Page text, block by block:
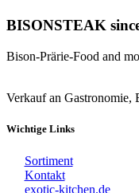
BISONSTEAK
Bison-Prärie-Food and
Verkauf an Gastronomie,
Wichtige Links
Sortiment
Kontakt
exotic-kitchen.de